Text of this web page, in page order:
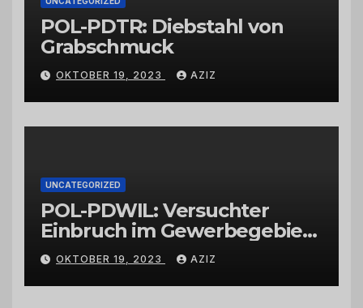
POL-PDTR: Diebstahl von
Grabschmuck
OKTOBER 19, 2023 AZIZ
UNCATEGORIZED
POL-PDWIL: Versuchter
Einbruch im Gewerbegebiet
Wittlich
OKTOBER 19, 2023 AZIZ